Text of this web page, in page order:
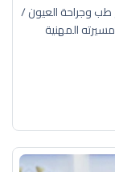
طب وجراحة العيون /
المهنية